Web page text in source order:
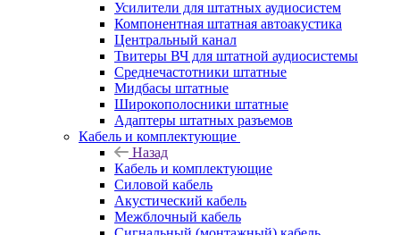
Усилители для штатных аудиосистем
Компонентная штатная автоакустика
Центральный канал
Твитеры ВЧ для штатной аудиосистемы
Среднечастотники штатные
Мидбасы штатные
Широкополосники штатные
Адаптеры штатных разъемов
Кабель и комплектующие
Назад
Кабель и комплектующие
Силовой кабель
Акустический кабель
Межблочный кабель